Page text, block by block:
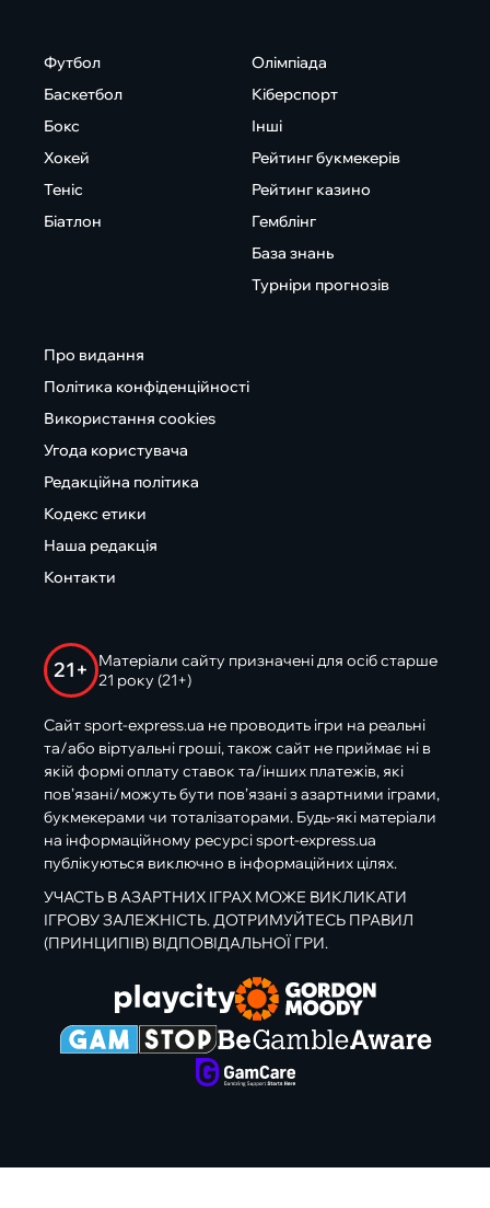
Футбол
Баскетбол
Бокс
Хокей
Теніс
Біатлон
Олімпіада
Кіберспорт
Інші
Рейтинг букмекерів
Рейтинг казино
Гемблінг
База знань
Турніри прогнозів
Про видання
Політика конфіденційності
Використання cookies
Угода користувача
Редакційна політика
Кодекс етики
Наша редакція
Контакти
21+
Матеріали сайту призначені для осіб старше
21 року (21+)
Сайт sport-express.ua не проводить ігри на реальні
та/або віртуальні гроші, також сайт не приймає ні в
якій формі оплату ставок та/інших платежів, які
пов’язані/можуть бути пов’язані з азартними іграми,
букмекерами чи тоталізаторами. Будь-які матеріали
на інформаційному ресурсі sport-express.ua
публікуються виключно в інформаційних цілях.
УЧАСТЬ В АЗАРТНИХ ІГРАХ МОЖЕ ВИКЛИКАТИ
ІГРОВУ ЗАЛЕЖНІСТЬ. ДОТРИМУЙТЕСЬ ПРАВИЛ
(ПРИНЦИПІВ) ВІДПОВІДАЛЬНОЇ ГРИ.